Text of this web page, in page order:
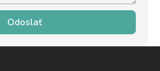
Odoslať